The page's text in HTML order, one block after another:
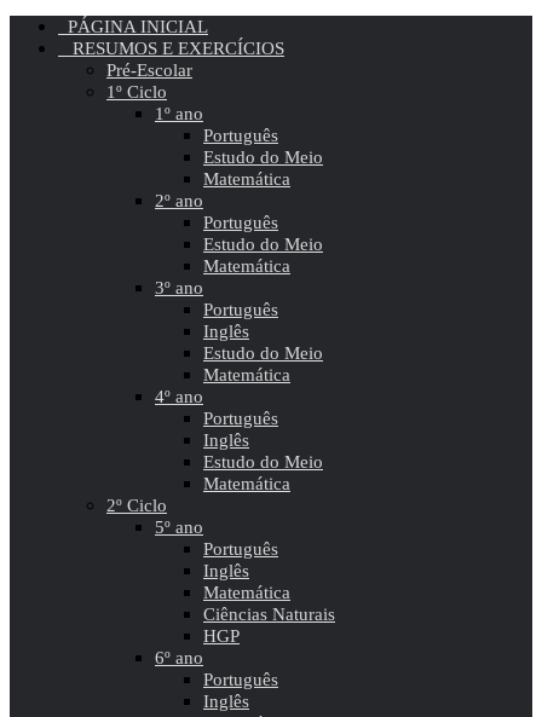
PÁGINA INICIAL
RESUMOS E EXERCÍCIOS
Pré-Escolar
1º Ciclo
1º ano
Português
Estudo do Meio
Matemática
2º ano
Português
Estudo do Meio
Matemática
3º ano
Português
Inglês
Estudo do Meio
Matemática
4º ano
Português
Inglês
Estudo do Meio
Matemática
2º Ciclo
5º ano
Português
Inglês
Matemática
Ciências Naturais
HGP
6º ano
Português
Inglês